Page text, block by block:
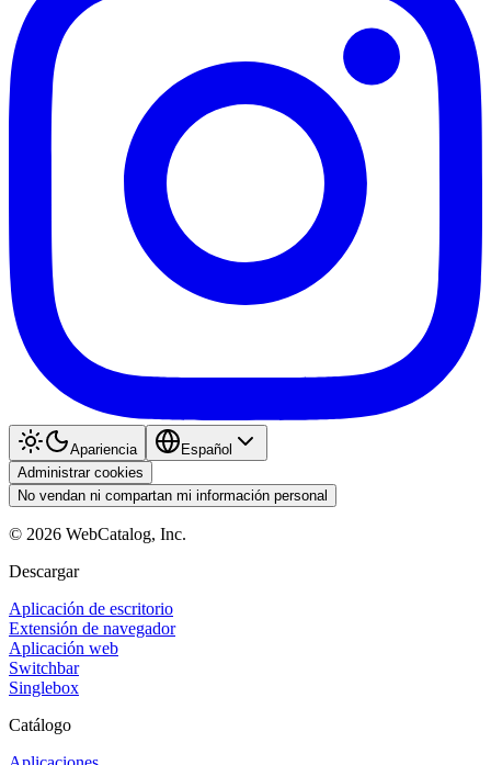
Apariencia
Español
Administrar cookies
No vendan ni compartan mi información personal
© 2026 WebCatalog, Inc.
Descargar
Aplicación de escritorio
Extensión de navegador
Aplicación web
Switchbar
Singlebox
Catálogo